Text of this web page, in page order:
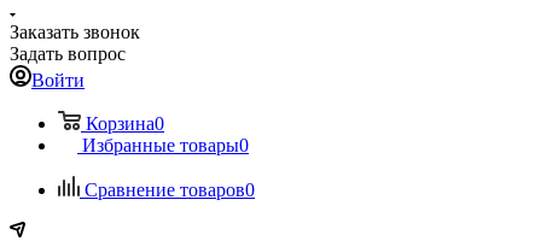
Заказать звонок
Задать вопрос
Войти
Корзина0
Избранные товары0
Сравнение товаров0